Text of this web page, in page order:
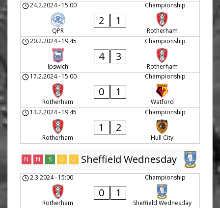
Championship
24.2.2024-15:00
QPR
2 1
Rotherham
Championship
20.2.2024-19:45
Ipswich
4 3
Rotherham
Championship
17.2.2024-15:00
Rotherham
0 1
Watford
Championship
13.2.2024-19:45
Rotherham
1 2
Hull City
Sheffield Wednesday
N N S U U
Championship
2.3.2024-15:00
Rotherham
0 1
Sheffield Wednesday